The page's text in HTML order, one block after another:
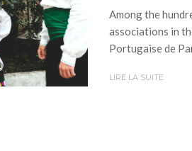
Among the
associations in
Portugaise de
LIRE LA SUITE